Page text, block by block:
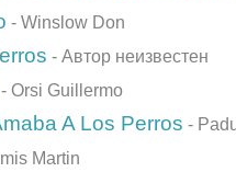
- Winslow Don
- Автор неизвестен
- Orsi Guillermo
A Los Perros -
Martin